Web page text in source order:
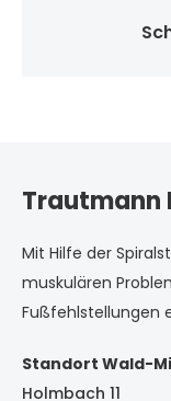
Trautmann
Mit Hilfe der
muskulären
Fußfehlstellungen
Standort Wald-
Holmbach 11